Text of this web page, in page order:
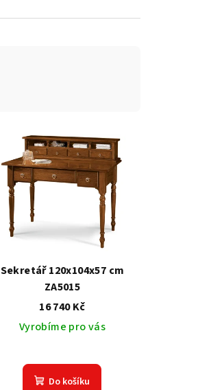
Sekretář 120x104x57 cm
ZA5015
16 740 Kč
Vyrobíme pro vás
Do košíku